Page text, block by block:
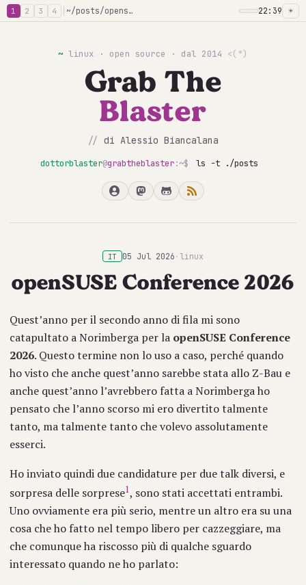
1 2 3 4 ~/posts/opensuse-conference-2026 22:39 ☀
~ linux · open source · dal 2014 <(°)
Grab The
Blaster
// di Alessio Biancalana
dottorblaster@grabtheblaster:~$ ls -t ./posts
IT 05 Jul 2026 · linux
openSUSE Conference 2026
Quest’anno per il secondo anno di fila mi sono
catapultato a Norimberga per la openSUSE Conference
2026. Questo termine non lo uso a caso, perché quando
ho visto che anche quest’anno sarebbe stata allo Z-Bau e
anche quest’anno l’avrebbero fatta a Norimberga ho
pensato che l’anno scorso mi ero divertito talmente
tanto, ma talmente tanto che volevo assolutamente
esserci.
Ho inviato quindi due candidature per due talk diversi, e
sorpresa delle sorprese1, sono stati accettati entrambi.
Uno ovviamente era più serio, mentre un altro era su una
cosa che ho fatto nel tempo libero per cazzeggiare, ma
che comunque ha riscosso più di qualche sguardo
interessato quando ne ho parlato: